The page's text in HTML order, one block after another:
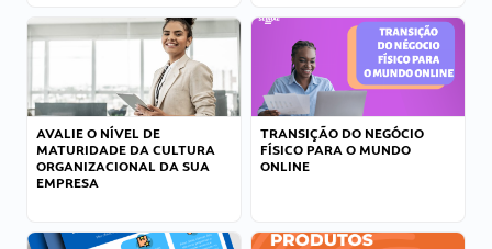
AVALIE O NÍVEL DE
MATURIDADE DA CULTURA
ORGANIZACIONAL DA SUA
EMPRESA
TRANSIÇÃO DO NEGÓCIO
FÍSICO PARA O MUNDO
ONLINE